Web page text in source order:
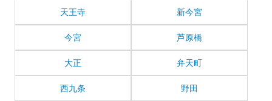
天王寺 新今宮
今宮 芦原橋
大正 弁天町
西九条 野田